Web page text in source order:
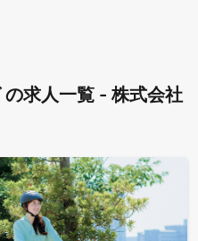
求人一覧 - 株式会社